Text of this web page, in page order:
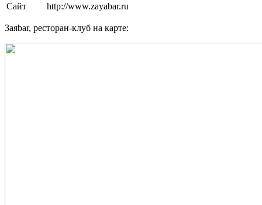
Сайт
http://www.zayabar.ru
Заяbar, ресторан-клуб на карте: